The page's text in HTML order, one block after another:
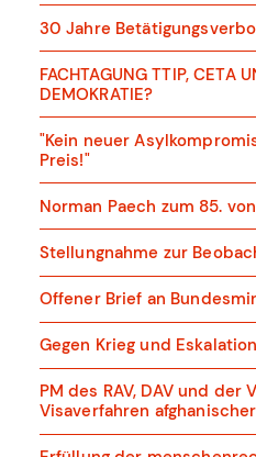
30 Jahre
FACHTAGUNG TTIP, CETA
DEMOKRATIE?
"Kein neuer
Preis!"
Norman Paech zum 85.
Stellungnahme zur
Offener Brief an
Gegen Krieg und
PM des RAV, DAV und
Visaverfahren